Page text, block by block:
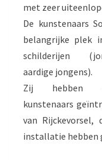
met zeer
De kunstenaars
belangrijke plek
schilderijen
aardige jongens).
Zij hebben
kunstenaars
van
installatie hebben